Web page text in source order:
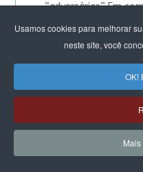
Usamos cookies para melhorar
neste site, você
OK!
“adversárias”. Em
moral de que a
feminina foi longe
controle
Congresso: